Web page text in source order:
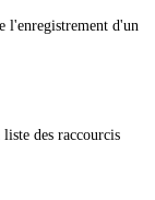
l'enregistrement d'un
des raccourcis